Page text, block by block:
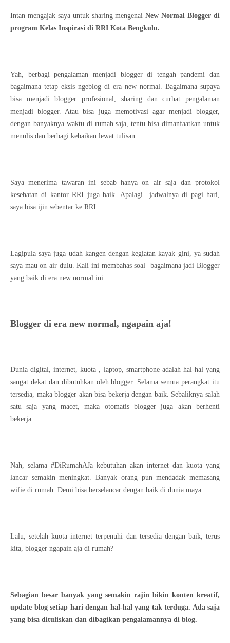
Intan mengajak saya untuk sharing mengenaiNew Normal Blogger di
program Kelas Inspirasi di RRI Kota Bengkulu.
Yah, berbagi pengalaman menjadi blogger di tengah pandemi dan
bagaimana tetap eksis ngeblog di era new normal. Bagaimana supaya
bisa menjadi blogger profesional, sharing dan curhat pengalaman
menjadi blogger. Atau bisa juga memotivasi agar menjadi blogger,
dengan banyaknya waktu di rumah saja, tentu bisa dimanfaatkan untuk
menulis dan berbagi kebaikan lewat tulisan.
Saya menerima tawaran ini sebab hanya on air saja dan protokol
kesehatan di kantor RRI juga baik. Apalagi
jadwalnya di pagi hari,
saya bisa ijin sebentar ke RRI.
Lagipula saya juga udah kangen dengan kegiatan kayak gini, ya sudah
saya mau on air dulu. Kali ini membahas soal
bagaimana jadi Blogger
yang baik di era new normal ini.
Blogger di era new normal, ngapain aja!
Dunia digital, internet, kuota , laptop, smartphone adalah hal-hal yang
sangat dekat dan dibutuhkan oleh blogger. Selama semua perangkat itu
tersedia, maka blogger akan bisa bekerja dengan baik. Sebaliknya salah
satu saja yang macet, maka otomatis blogger juga akan berhenti
bekerja.
Nah, selama #DiRumahAJa kebutuhan akan internet dan kuota yang
lancar semakin meningkat. Banyak orang pun mendadak memasang
wifie di rumah. Demi bisa berselancar dengan baik di dunia maya.
Lalu, setelah kuota internet terpenuhi dan tersedia dengan baik, terus
kita, blogger ngapain aja di rumah?
Sebagian besar banyak yang semakin rajin bikin konten kreatif,
update blog setiap hari dengan hal-hal yang tak terduga. Ada saja
yang bisa dituliskan dan dibagikan pengalamannya di blog.